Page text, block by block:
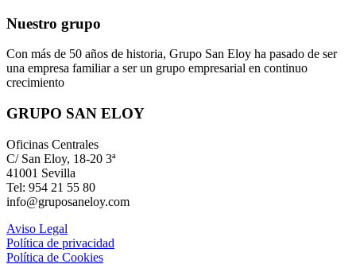
Nuestro grupo
Con más de 50 años de historia, Grupo San Eloy ha pasado de ser
una empresa familiar a ser un grupo empresarial en continuo
crecimiento
GRUPO SAN ELOY
Oficinas Centrales
C/ San Eloy, 18-20 3ª
41001 Sevilla
Tel: 954 21 55 80
info@gruposaneloy.com
Aviso Legal
Política de privacidad
Política de Cookies